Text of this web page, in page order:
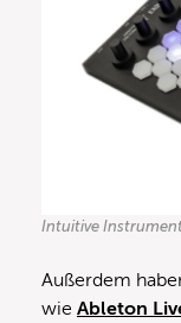
Intuitive
Außerdem
wie Ableton